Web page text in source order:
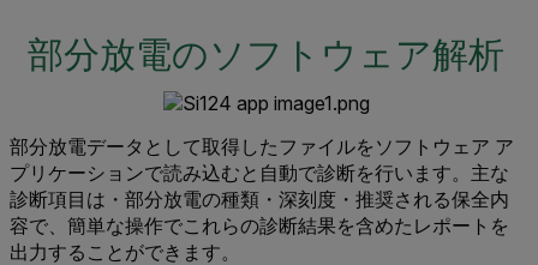
部分放電のソフトウェア解析
部分放電データとして取得したファイルをソフトウェア ア
プリケーションで読み込むと自動で診断を行います。主な
診断項目は・部分放電の種類・深刻度・推奨される保全内
容で、簡単な操作でこれらの診断結果を含めたレポートを
出力することができます。